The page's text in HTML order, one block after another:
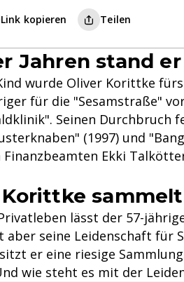
Link kopieren Teilen
Jahren stand
wurde Oliver Korittke
für die "Sesamstraße"
Seinen Durchbruch
(1997) und
Finanzbeamten Ekki
lässt der 57-
aber seine Leidenschaft für
er eine riesige
wie steht es mit der